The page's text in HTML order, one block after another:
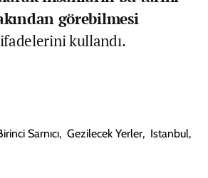
görebilmesi
ifadelerini kullandı.
Sarnıcı, Gezilecek Yerler, Istanbul,